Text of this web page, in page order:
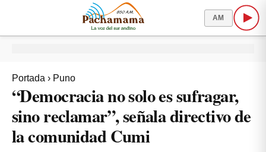
AM
Portada › Puno
“Democracia no solo es sufragar,
sino reclamar”, señala directivo de
la comunidad Cumi